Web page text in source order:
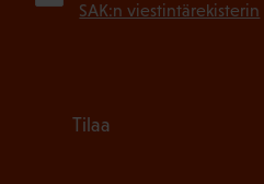
SAK:n viestintärekisterin
Tilaa